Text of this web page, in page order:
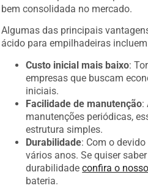
bem consolidada no mercado.
Algumas das principais
ácido para empilhadeiras
Custo inicial mais baixo:
empresas que buscam
iniciais.
Facilidade de manutenção:
manutenções periódicas,
estrutura simples.
Durabilidade: Com o
vários anos. Se quiser
durabilidade confira o
bateria.